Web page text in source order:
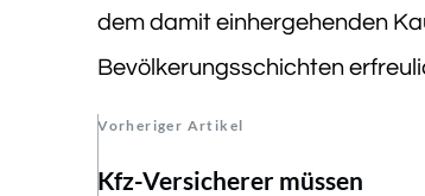
dem damit einhergehenden
Bevölkerungsschichten
Vorheriger Artikel
Kfz-Versicherer müssen